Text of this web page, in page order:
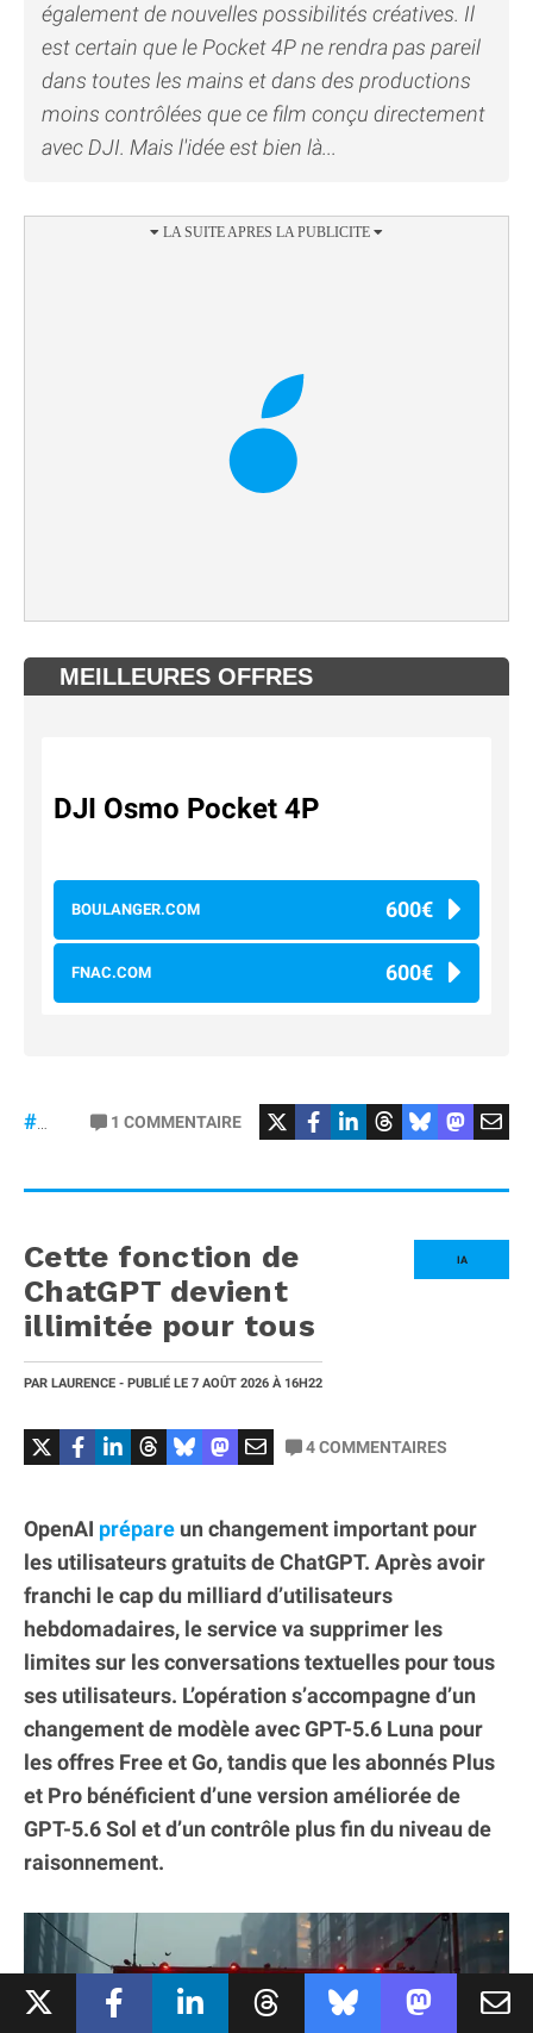
également de nouvelles possibilités créatives. Il
est certain que le Pocket 4P ne rendra pas pareil
dans toutes les mains et dans des productions
moins contrôlées que ce film conçu directement
avec DJI. Mais l'idée est bien là...
MEILLEURES OFFRES
DJI Osmo Pocket 4P
BOULANGER.COM 600€
FNAC.COM 600€
#osmopocket4P
1 COMMENTAIRE
IA
Cette fonction de
ChatGPT devient
illimitée pour tous
PAR LAURENCE - PUBLIÉ LE 7 AOÛT 2026 À 16H22
4COMMENTAIRES
OpenAI prépare un changement important pour
les utilisateurs gratuits de ChatGPT. Après avoir
franchi le cap du milliard d’utilisateurs
hebdomadaires, le service va supprimer les
limites sur les conversations textuelles pour tous
ses utilisateurs. L’opération s’accompagne d’un
changement de modèle avec GPT-5.6 Luna pour
les offres Free et Go, tandis que les abonnés Plus
et Pro bénéficient d’une version améliorée de
GPT-5.6 Sol et d’un contrôle plus fin du niveau de
raisonnement.